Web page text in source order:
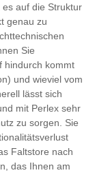
auf die Struktur
genau zu
Sie
hindurch kommt
und wieviel vom
lässt sich
mit Perlex sehr
zu sorgen. Sie
Faltstore nach
das Ihnen am